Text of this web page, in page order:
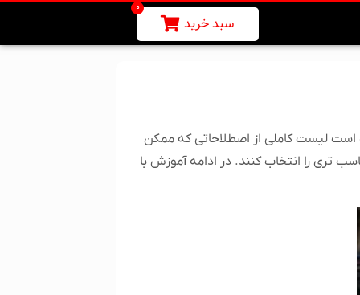
سبد خرید
0
است لیست کاملی از اصطلاحاتی که ممکن
تری را انتخاب کنند. در ادامه آموزش با